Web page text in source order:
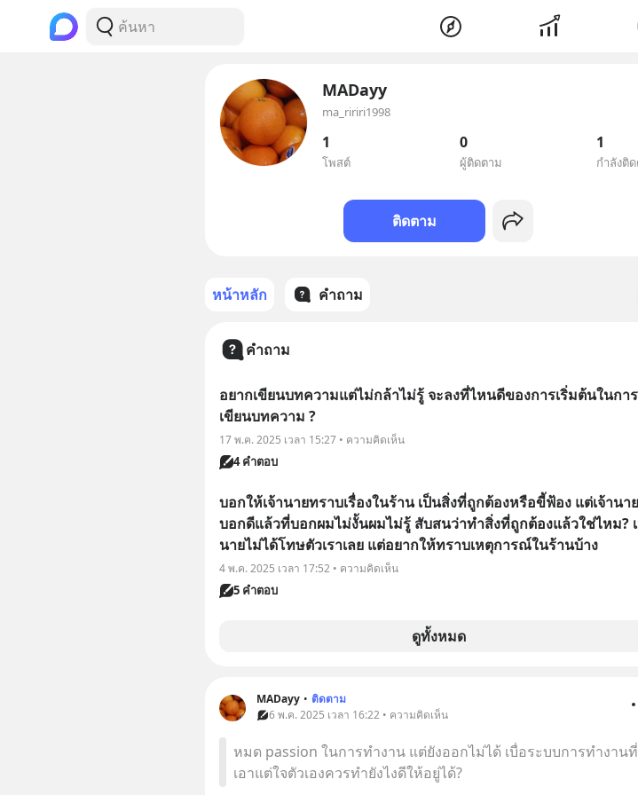
MADayy
ma_ririri1998
1
โพสต์
0
ผู้ติดตาม
1
กำลังติ
ติดตาม
หน้าหลัก คำถาม
คำถาม
อยากเขียนบทความแต่ไม่กล้าไม่รู้ จะลงที่ไหนดีของการเริ่มต้นในการ
เขียนบทความ ?
17 พ.ค. 2025 เวลา 15:27 • ความคิดเห็น
4 คำตอบ
บอกให้เจ้านายทราบเรื่องในร้าน เป็นสิ่งที่ถูกต้องหรือขี้ฟ้อง แต่เจ้านาย
บอกดีแล้วที่บอกผมไม่งั้นผมไม่รู้ สับสนว่าทำสิ่งที่ถูกต้องแล้วใช่ไหม?
นายไม่ได้โทษตัวเราเลย แต่อยากให้ทราบเหตุการณ์ในร้านบ้าง
4 พ.ค. 2025 เวลา 17:52 • ความคิดเห็น
5 คำตอบ
ดูทั้งหมด
MADayy • ติดตาม
6 พ.ค. 2025 เวลา 16:22 • ความคิดเห็น
หมด passion ในการทำงาน แต่ยังออกไม่ได้ เบื่อระบบการทำงานที่
เอาแต่ใจตัวเองควรทำยังไงดีให้อยู่ได้?